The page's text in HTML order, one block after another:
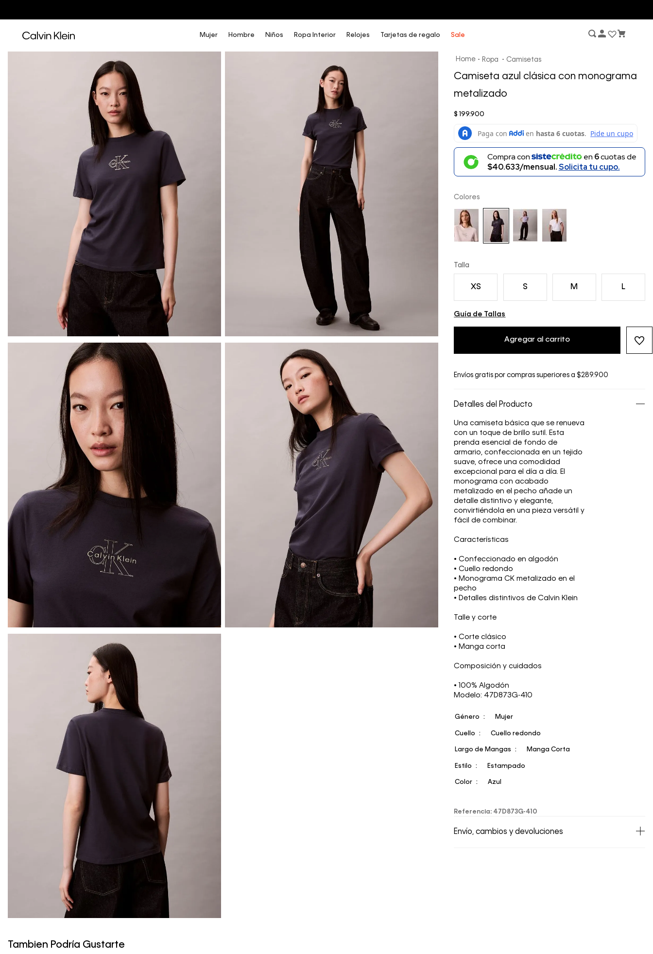
Mujer Hombre Niños Ropa Interior Relojes Tarjetas de regalo Sale
Ropa Camisetas
Camiseta azul clásica con monograma
metalizado
$ 199.900
Compra con en 6cuotas de
$40.633/mensual.Solicita tu cupo.
Colores
Talla
XS S M L
Guía de Tallas
Agregar al carrito
Envíos gratis por compras superiores a $289.900
Detalles del Producto
Una camiseta básica que se renueva
con un toque de brillo sutil. Esta
prenda esencial de fondo de
armario, confeccionada en un tejido
suave, ofrece una comodidad
excepcional para el día a día. El
monograma con acabado
metalizado en el pecho añade un
detalle distintivo y elegante,
convirtiéndola en una pieza versátil y
fácil de combinar.
Características
• Confeccionado en algodón
• Cuello redondo
• Monograma CK metalizado en el
pecho
• Detalles distintivos de Calvin Klein
Talle y corte
• Corte clásico
• Manga corta
Composición y cuidados
• 100% Algodón
Modelo: 47D873G-410
Género Mujer
Cuello Cuello redondo
Largo de Mangas Manga Corta
Estilo Estampado
Color Azul
Referencia: 47D873G-410
Envío, cambios y devoluciones
Tambien Podría Gustarte